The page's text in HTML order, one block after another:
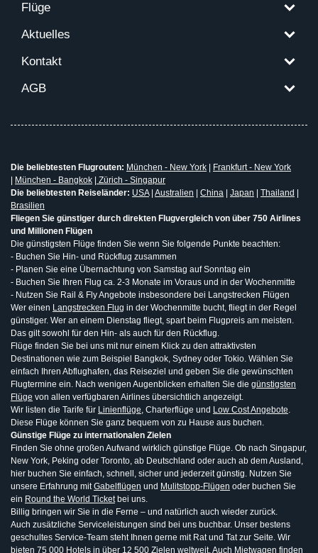
Flüge
Aktuelles
Kontakt
AGB
Die beliebtesten Flugrouten: München - New York
Frankfurt - New York
München - Bangkok
Zürich - Singapur
Die beliebtesten Reiseländer: USA| Australien China Japan Thailand
Brasilien
Fliegen Sie günstiger durch direkten Flugvergleich von über 750 Airlines
und Millionen Flügen
Die günstigsten Flüge finden Sie wenn Sie folgende Punkte beachten:
- Buchen Sie Hin- und Rückflug zusammen
- Planen Sie eine Übernachtung von Samstag auf Sonntag ein
- Buchen Sie Ihren Flug ca. 2-3 Monate im Voraus und in der Wochenmitte
- Nutzen Sie Rail & Fly Angebote insbesondere bei Langstrecken Flügen
Wer einen Langstrecken Flug in der Wochenmitte bucht, fliegt in der Regel
günstiger. Wer an einem Dienstag fliegt, spart beim Flugpreis am meisten.
Das gilt sowohl für den Hin- als auch für den Rückflug.
Flüge finden Sie bei uns mit nur einem Klick zu den attraktivsten
Destinationen wie zum Beispiel Bangkok, Sydney oder Tokio. Wählen Sie
einfach Ihren Abflughafen, das Reiseziel und geben Sie die gewünschten
Flugtermine ein. Nach wenigen Augenblicken erhalten Sie die günstigsten
Flüge von allen verfügbaren Airlines übersichtlich angezeigt.
Wir listen die Tarife für Linienflüge, Charterflüge und Low Cost Angebote.
Diese Flüge können Sie ganz bequem von zu Hause aus buchen.
Günstige Flüge zu internationalen Zielen
Finden Sie ohne großen Aufwand wirklich günstige Flüge. Ob nach Singapur,
New York, Peking oder Toronto, ab Deutschland oder auch ab dem Ausland,
hier buchen Sie einfach, schnell, sicher und jederzeit günstig. Nutzen Sie
unsere Erfahrung mitGabelflügen und Mulitstopp-Flügen oder buchen Sie
ein Round the World Ticketbei uns.
Billig bringen wir Sie in die Ferne – und natürlich auch wieder zurück.
Auch zusätzliche Serviceleistungen sind bei uns buchbar. Unser bestens
geschultes Service-Team steht Ihnen gerne mit Rat und Tat zur Seite. Wir
bieten 75 000 Hotels in über 12 500 Zielen weltweit. Auch Mietwagen finden